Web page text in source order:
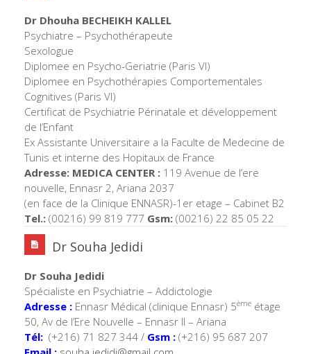
Dr Dhouha BECHEIKH KALLEL
Psychiatre – Psychothérapeute
Sexologue
Diplomee en Psycho-Geriatrie (Paris VI)
Diplomee en Psychothérapies Comportementales
Cognitives (Paris VI)
Certificat de Psychiatrie Périnatale et développement
de l’Enfant
Ex Assistante Universitaire a la Faculte de Medecine de
Tunis et interne des Hopitaux de France
Adresse: MEDICA CENTER : 119 Avenue de l’ere
nouvelle, Ennasr 2, Ariana 2037
(en face de la Clinique ENNASR)-1er etage – Cabinet B2
Tel.: (00216) 99 819 777 Gsm: (00216) 22 85 05 22
Dr Souha Jedidi
Dr Souha Jedidi
Spécialiste en Psychiatrie – Addictologie
Adresse : Ennasr Médical (clinique Ennasr) 5ème étage
50, Av de l’Ere Nouvelle – Ennasr II – Ariana
Tél: (+216) 71 827 344 / Gsm : (+216) 95 687 207